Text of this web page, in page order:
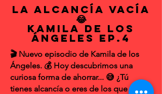
La Alcancía Vacía
😂
Kamila de los
Ángeles EP.4
🎬 Nuevo episodio de Kamila de los
Ángeles. 💰 Hoy descubrimos una
curiosa forma de ahorrar... 😅 ¿Tú
tienes alcancía o eres de los que